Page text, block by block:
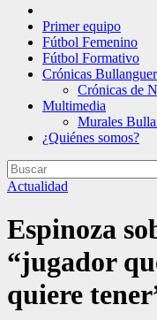
Primer equipo
Fútbol Femenino
Fútbol Formativo
Crónicas
Crónicas de
Multimedia
Murales
¿Quiénes somos?
Actualidad
Espinoza
“jugador
quiere